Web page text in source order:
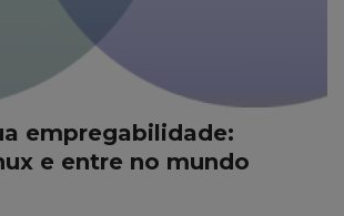
empregabilidade:
e entre no mundo